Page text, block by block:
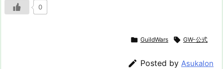
0
 GuildWars  GW-公式
 Posted by Asukalon